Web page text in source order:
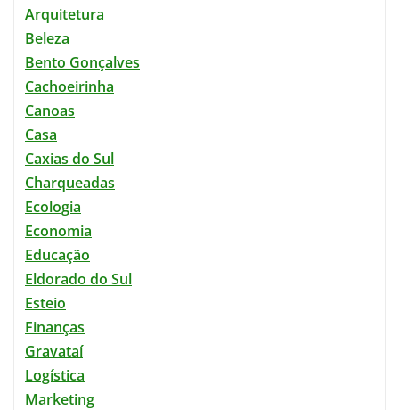
Arquitetura
Beleza
Bento Gonçalves
Cachoeirinha
Canoas
Casa
Caxias do Sul
Charqueadas
Ecologia
Economia
Educação
Eldorado do Sul
Esteio
Finanças
Gravataí
Logística
Marketing